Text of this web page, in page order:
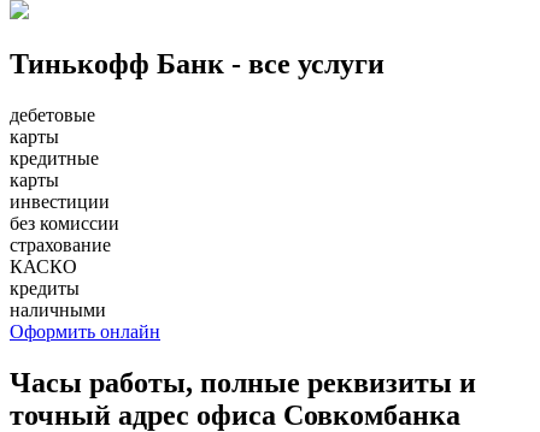
Тинькофф Банк - все услуги
дебетовые
карты
кредитные
карты
инвестиции
без комиссии
страхование
КАСКО
кредиты
наличными
Оформить онлайн
Часы работы, полные реквизиты и
точный адрес офиса Совкомбанка